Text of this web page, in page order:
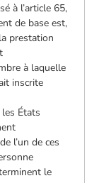
à l’article 65,
de base est,
prestation
à laquelle
inscrite
États
l’un de ces
le